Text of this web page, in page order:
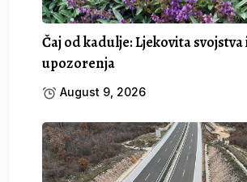
Čaj od kadulje: Ljekovita svojstva
upozorenja
August 9, 2026